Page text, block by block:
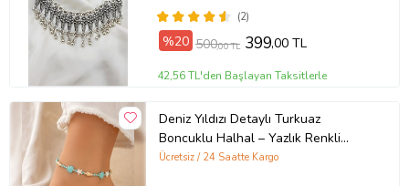
(2)
%20 500,00 TL 399,00 TL
42,56 TL'den Başlayan Taksitlerle
Deniz Yıldızı Detaylı Turkuaz
Boncuklu Halhal – Yazlık Renkli
Bohem Ayarlanabilir Kadın Halhal ,
Ücretsiz / 24 Saatte Kargo